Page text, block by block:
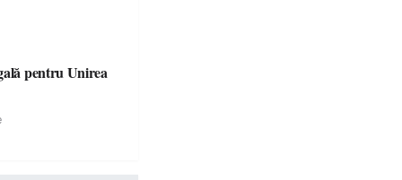
pentru Unirea